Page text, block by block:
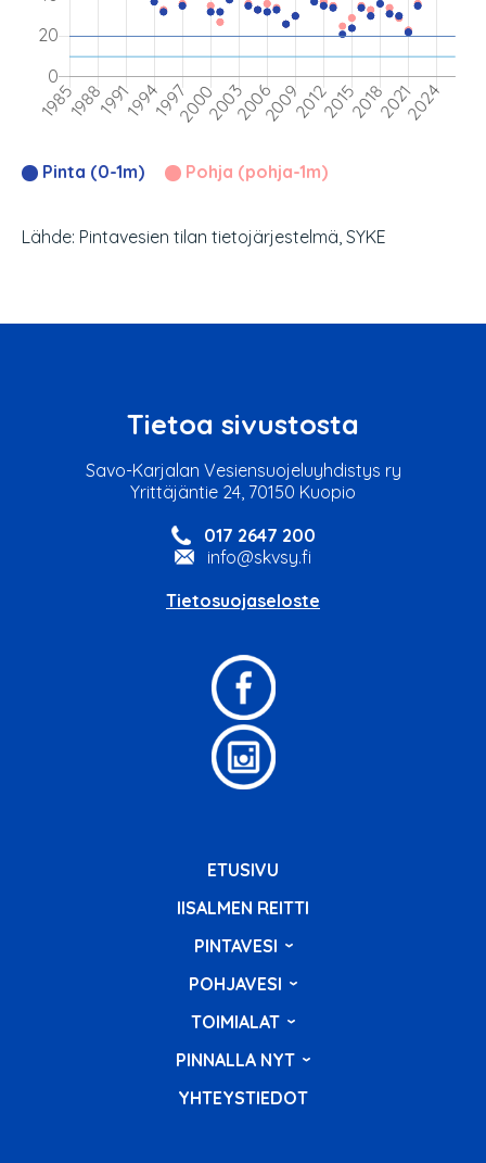
Pinta (0-1m) Pohja (pohja-1m)
Lähde: Pintavesien tilan tietojärjestelmä, SYKE
Tietoa sivustosta
Savo-Karjalan Vesiensuojeluyhdistys ry
Yrittäjäntie 24, 70150 Kuopio
017 2647 200
info@skvsy.fi
Tietosuojaseloste
ETUSIVU
IISALMEN REITTI
PINTAVESI
POHJAVESI
TOIMIALAT
PINNALLA NYT
YHTEYSTIEDOT